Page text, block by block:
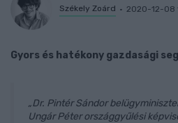
Székely Zoárd 2020-12-08
Gyors és hatékony gazdasági
„Dr. Pintér Sándor
Ungár Péter országgyűlési